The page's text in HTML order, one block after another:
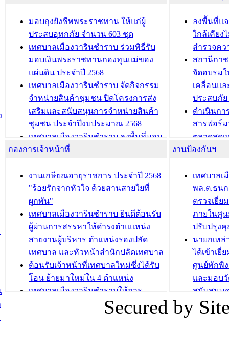
บทความ อื่นๆ ...
เทศบาลเมืองวารินชำราบ ร่วมการ
ประชุมวิชาการระดับนานาชาติและ
นิทรรศการด้านนวัตกรรมท้องถิ่น 2568
และรับรางวัลทีมนักวิจัยดีเด่นจาก
นวัตกรรมโครงการทะเบียนภาษีป้าย
ประชุมผู้เช่าอาคารพาณิชย์ บริเวณ
ถนนเกษมสุขและถนนประทุมเทพภักดี
บทความ อื่นๆ ...
เทศบาล
รับฟังคว
ผังเมือง
วารินชำ
เทศบาล
ซักซ้อมแ
ประโยช
บทความ อื่นๆ ...
มอบถุงยังชีพพระราชทาน ให้แก่ผู้
ประสบอุทกภัย จำนวน 603 ชุด
เทศบาลเมืองวารินชำราบ ร่วมพิธีรับ
มอบเงินพระราชทานกองทุนแม่ของ
แผ่นดิน ประจำปี 2568
เทศบาลเมืองวารินชำราบ จัดกิจกรรม
จำหน่ายสินค้าชุมชน ปิดโครงการส่ง
เสริมและสนับสนุนการจำหน่ายสินค้า
ชุมชน ประจำปีงบประมาณ 2568
เทศบาลเมืองวารินชำราบ ลงพื้นที่มอบ
น้ำดื่มแก่ผู้พักอาศัย ณ ศูนย์พักพิง
กองสวัสดิการสังคม เทศบาลเมือง
วารินชำราบ จัดโครงการอบรมอาชีพ
ระยะสั้น ประจำปี 2568 (หลักสูตรการ
ถักทอผลิตภัณฑ์จากถุงพลาสติก)
บทความ อื่นๆ ...
ลงพื้นที่แ
ใกล้เคียง
สำรวจค
สถานีกา
จัดอบรม
เคลื่อนแ
ประสบภั
ดำเนินกา
สารฟอร์
ตลาดสดเ
วารินชำร
ถนนแก่เ
เด็กเล็ก
เทศบาลเ
ปรึกษาห
วัยของอ
บทความ อื่นๆ ...
กองการเจ้าหน้าที่
งานเกษียณอายุราชการ ประจำปี 2568
"ร้อยรักจากหัวใจ ด้วยสานสายใยที่
ผูกพัน"
เทศบาลเมืองวารินชำราบ ยินดีต้อนรับ
ผู้ผ่านการสรรหาให้ดำรงตำแแหน่ง
สายงานผู้บริหาร ตำแหน่งรองปลัด
เทศบาล และหัวหน้าสำนักปลัดเทศบาล
ต้อนรับเจ้าหน้าที่เทศบาลใหม่ซึ่งได้รับ
โอน ย้ายมาใหม่ใน 4 ตำแหน่ง
เทศบาลเมืองวารินชำราบให้การ
ต้อนรับพนักงานเทศบาลผู้ผ่านการ
สรรหาให้ดำรงตำแหน่งสายงานผู้
งานป้องกันฯ
เทศบาลเ
พล.ต.ธน
ตรวจเยี่ย
ภายในศู
ปรับปรุง
นายกเห
ได้เข้าเยี่
ศูนย์พักพิ
และมอบ
สนับสนุน
ภัยน้ำท่วม
ภาพบรร
Secured by